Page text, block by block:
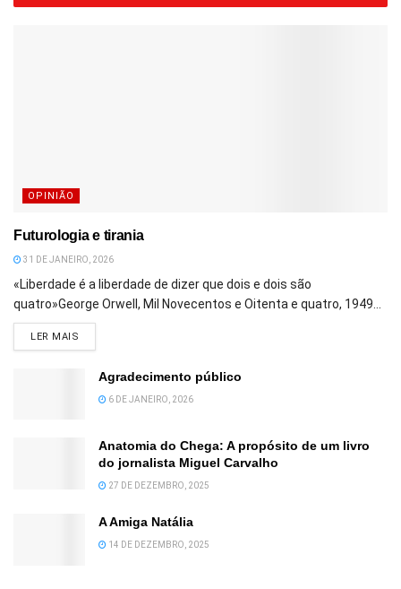
OPINIÃO
Futurologia e tirania
31 DE JANEIRO, 2026
«Liberdade é a liberdade de dizer que dois e dois são
quatro»George Orwell, Mil Novecentos e Oitenta e quatro, 1949...
LER MAIS
Agradecimento público
6 DE JANEIRO, 2026
Anatomia do Chega: A propósito de um livro
do jornalista Miguel Carvalho
27 DE DEZEMBRO, 2025
A Amiga Natália
14 DE DEZEMBRO, 2025